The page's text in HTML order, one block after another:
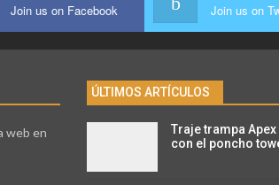
Join us on Facebook Join us on
web en
ÚLTIMOS ARTÍCULOS
Traje trampa
con el poncho